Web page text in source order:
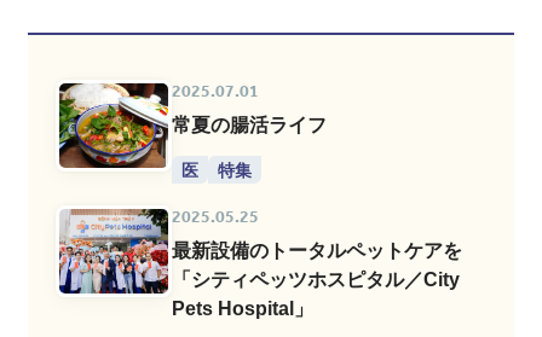
2025.07.01
常夏の腸活ライフ
医 特集
2025.05.25
最新設備のトータルペットケアを
「シティペッツホスピタル／City
Pets Hospital」